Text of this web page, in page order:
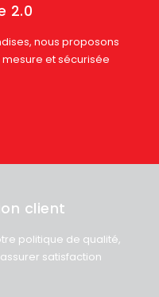
2.0
nous proposons
et sécurisée
client
politique de qualité,
satisfaction